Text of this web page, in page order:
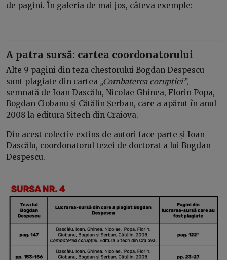
de pagini. În galeria de mai jos, câteva exemple:
A patra sursă: cartea coordonatorului
Alte 9 pagini din teza chestorului Bogdan Despescu
sunt plagiate din cartea „Combaterea corupției”,
semnată de Ioan Dascălu, Nicolae Ghinea, Florin Popa,
Bogdan Ciobanu și Cătălin Șerban, care a apărut în anul
2008 la editura Sitech din Craiova.
Din acest colectiv extins de autori face parte și Ioan
Dascălu, coordonatorul tezei de doctorat a lui Bogdan
Despescu.